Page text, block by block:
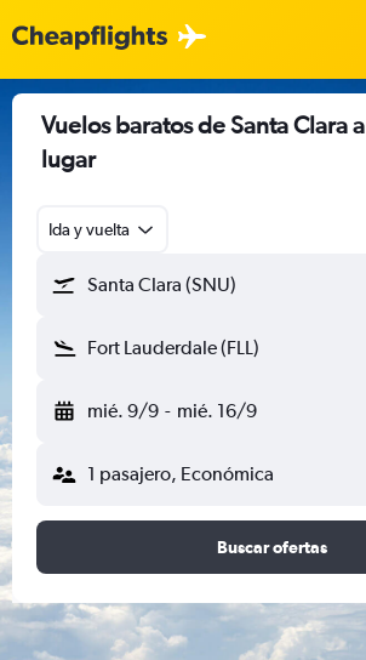
Vuelos baratos de Santa Clara
lugar
Ida y vuelta
Santa Clara (SNU)
Fort Lauderdale (FLL)
mié. 9/9 - mié. 16/9
1 pasajero, Económica
Buscar ofertas